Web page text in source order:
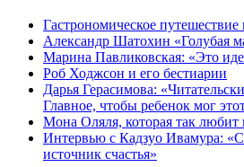
Гастрономическое
Александр Шатохин «Голубая
Марина Павликовская: «Это
Роб Ходжсон и его бестиарии
Дарья Герасимова:
Главное, чтобы ребенок мог
Мона Оляля, которая так любит
Интервью с Кадзуо Ивамура:
источник счастья»